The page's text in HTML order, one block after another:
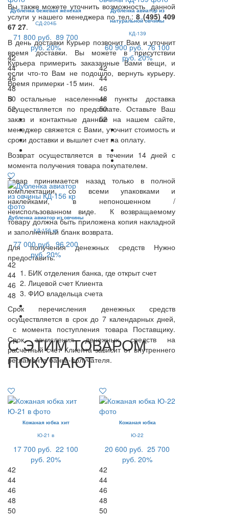
Вы также можете уточнить возможность данной
услуги у нашего менеджера по тел.:8 (495) 409
67 27.
В день доставки Курьер позвонит Вам и уточнит
время доставки. Вы можете в присутствии
Курьера примерить заказанные Вами вещи, и
если что-то Вам не подошло, вернуть курьеру.
Время примерки -15 мин.
В остальные населенные пункты доставка
осуществляется по предоплате. Оставьте Ваш
заказ и контактные данные на нашем сайте,
менеджер свяжется с Вами, уточнит стоимость и
сроки доставки и вышлет счет на оплату.
Возврат осуществляется в течении 14 дней с
момента получения товара покупателем.
Товар принимается назад только в полной
комплектации, со всеми упаковками и
наклейками, в непоношенном /
неиспользованном виде. К возвращаемому
товару должна быть приложена копия накладной
и заполненный бланк возврата.
Для получения денежных средств Нужно
предоставить:
БИК отделения банка, где открыт счет
Лицевой счет Клиента
ФИО владельца счета
Срок перечисления денежных средств
осуществляется в срок до 7 календарных дней,
с момента поступления товара Поставщику.
Срок зачисления денежных средств на
расчетный счет Клиента зависит от внутреннего
регламента банка-получателя.
Дубленка бежевая женская
СД-204Б
71 800 руб. 89 700
руб. 20%
42
44
46
48
50
52
Дубленка авиатор из
натуральной овчины
КД-139
60 900 руб. 76 100
руб. 20%
42
44
46
48
50
52
Дубленка авиатор из овчины
КД-156 кр
77 000 руб. 96 200
руб. 20%
42
44
46
48
С ЭТИМ ТОВАРОМ
ПОКУПАЮТ
Кожаная юбка хит
Ю-21 в
17 700 руб. 22 100
руб. 20%
42
44
46
48
50
Кожаная юбка
Ю-22
20 600 руб. 25 700
руб. 20%
42
44
46
48
50